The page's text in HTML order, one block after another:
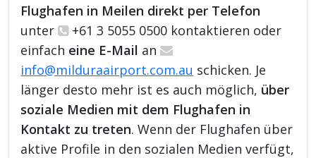
Flughafen in Meilen direkt per Telefon
unter
+61 3 5055 0500 kontaktieren oder
einfach eine E-Mail an
info@milduraairport.com.au schicken. Je
länger desto mehr ist es auch möglich, über
soziale Medien mit dem Flughafen in
Kontakt zu treten. Wenn der Flughafen über
aktive Profile in den sozialen Medien verfügt,